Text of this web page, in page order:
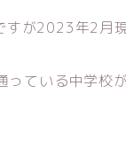
が2023年2月
っている中学校